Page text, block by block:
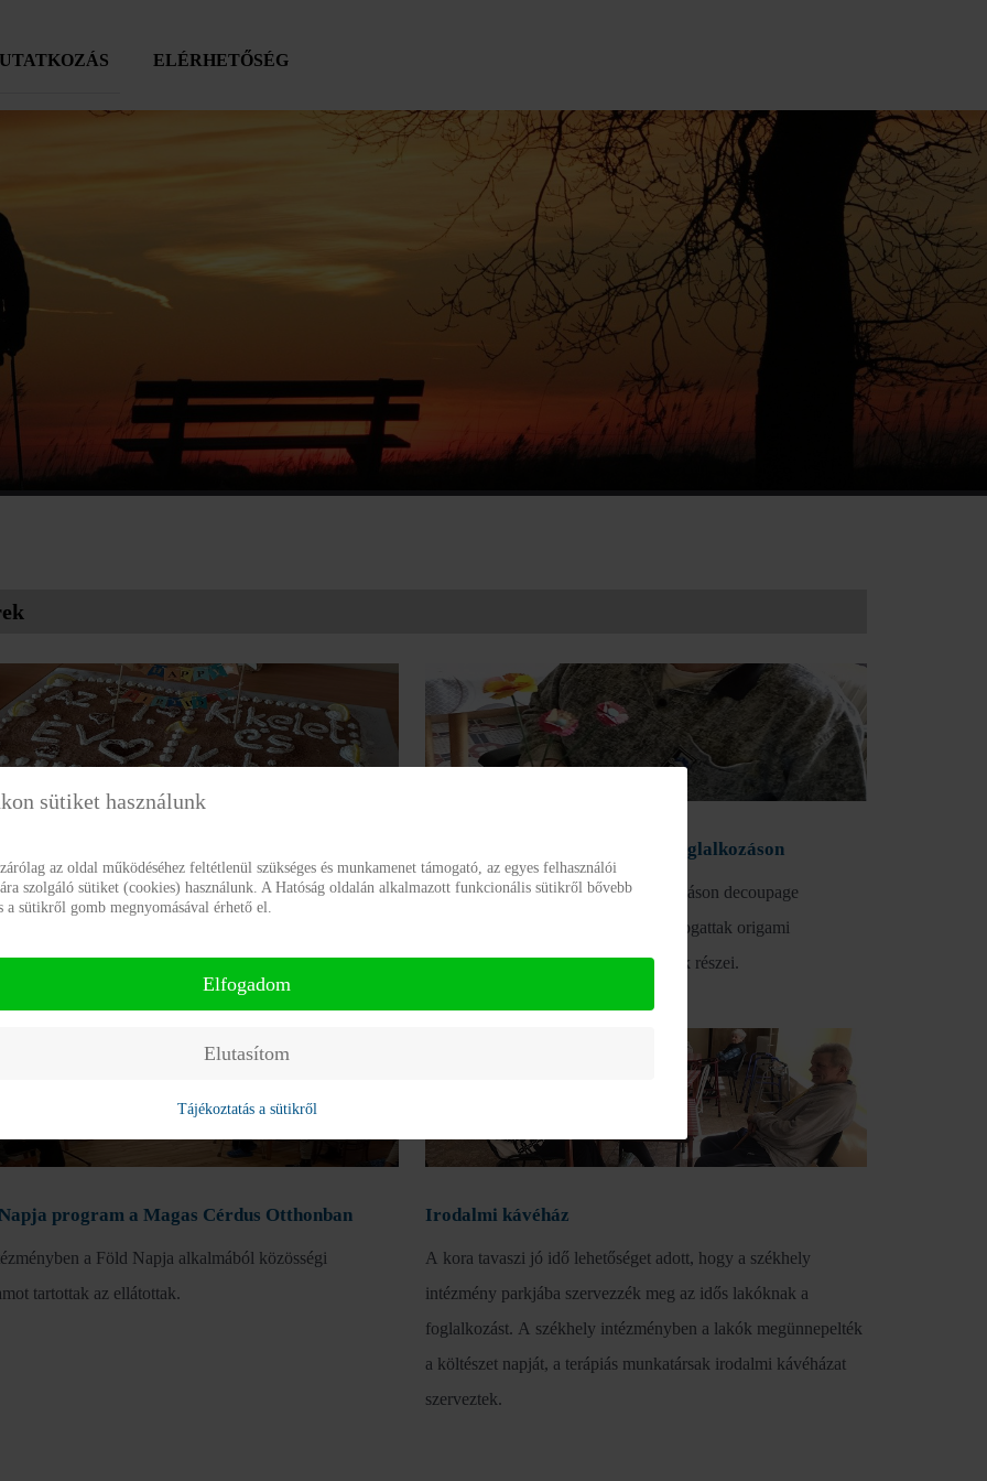
ELÉRHETŐSÉG
Integrált Szociális Intézmény Somogy
lakhatásban élésük első évfordulóját ünnepelték.
program a Magas Cérdus Otthonban
a Föld Napja alkalmából közösségi
tartottak az ellátottak.
Virágok és rózsák készültek a foglalkozáson
A székhely intézmény lakói foglalkozáson decoupage
technikával díszített papírlapokat hajtogattak origami
technikával, ebből készültek a virágok részei.
Irodalmi kávéház
A kora tavaszi jó idő lehetőséget adott, hogy a székhely
intézmény parkjába szervezzék meg az idős lakóknak a
foglalkozást. A székhely intézményben a lakók megünnepelték
a költészet napját, a terápiás munkatársak irodalmi kávéházat
szerveztek.
sütiket használunk
az oldal működéséhez feltétlenül szükséges és munkamenet támogató, az egyes felhasználói
szolgáló sütiket (cookies) használunk. A Hatóság oldalán alkalmazott funkcionális sütikről bővebb
a sütikről gomb megnyomásával érhető el.
Elfogadom
Elutasítom
Tájékoztatás a sütikről